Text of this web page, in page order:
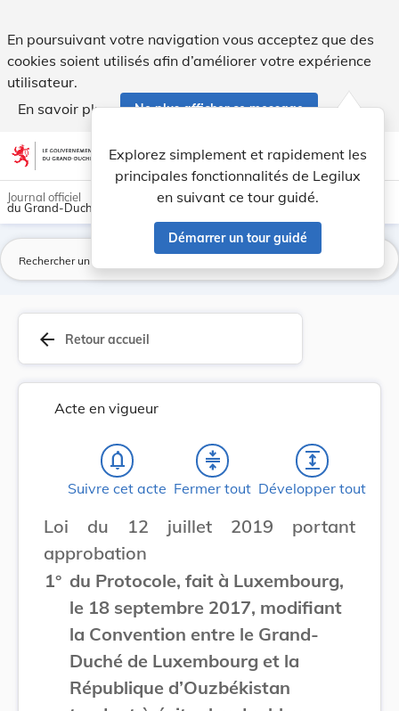
En poursuivant votre navigation vous acceptez que des
cookies soient utilisés afin d’améliorer votre expérience
utilisateur.
En savoir plus
Ne plus afficher ce message
Aller au contenu account_circle help Aide
Explorez simplement et rapidement les
principales fonctionnalités de Legilux
en suivant ce tour guidé.
Démarrer un tour guidé
light_mode dark_mode
Journal officiel
du Grand-Duché de Luxembourg
arrow_back Retour accueil
Acte en vigueur
notifications_none
Suivre cet acte
compress
Fermer tout
expand
Développer tout
Loi du 12 juillet 2019 portant
approbation
1° du Protocole, fait à Luxembourg,
le 18 septembre 2017, modifiant
la Convention entre le Grand-
Duché de Luxembourg et la
République d’Ouzbékistan